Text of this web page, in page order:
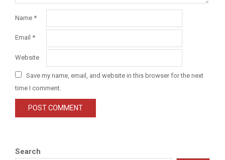
Name *
Email *
Website
Save my name, email, and website in this browser for the next
time I comment.
Search